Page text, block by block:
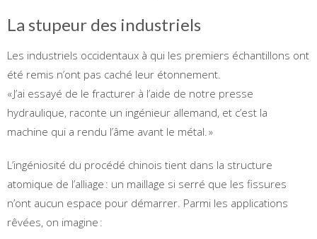
La stupeur des industriels
Les industriels occidentaux à qui les premiers échantillons ont
été remis n’ont pas caché leur étonnement.
« J’ai essayé de le fracturer à l’aide de notre presse
hydraulique, raconte un ingénieur allemand, et c’est la
machine qui a rendu l’âme avant le métal. »
L’ingéniosité du procédé chinois tient dans la structure
atomique de l’alliage : un maillage si serré que les fissures
n’ont aucun espace pour démarrer. Parmi les applications
rêvées, on imagine :